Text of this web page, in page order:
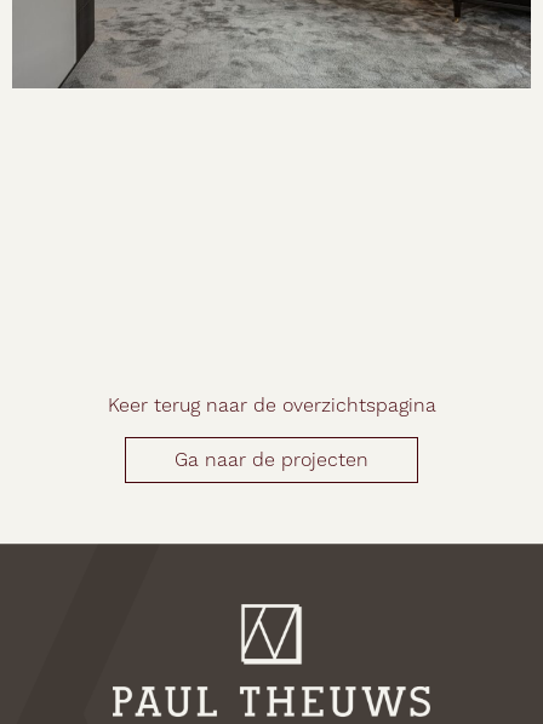
Keer terug naar de overzichtspagina
Ga naar de projecten